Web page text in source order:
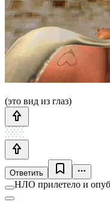
(это вид из глаз)
Ответить
НЛО прилетело и